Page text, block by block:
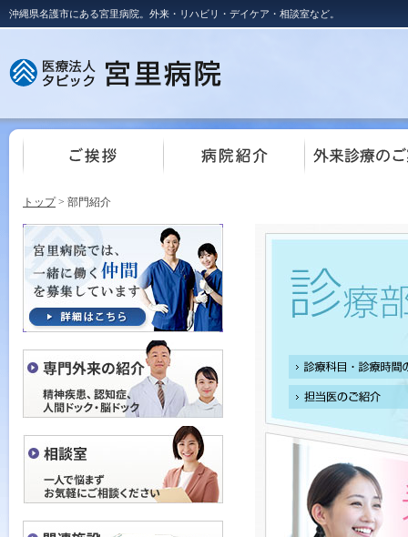
沖縄県名護市にある宮里病院。外来・リハビリ・デイケア・相談室など。
トップ> 部門紹介